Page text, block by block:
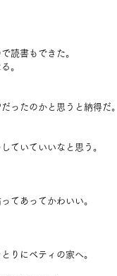
読書もできた。
。
ったのかと思うと納得だ。
ていていいなと思う。
てあってかわいい。
りにベティの家へ。